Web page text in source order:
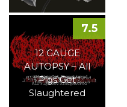
12 GAUGE
AUTOPSY – All
Pigs Get
Slaughtered
7.5